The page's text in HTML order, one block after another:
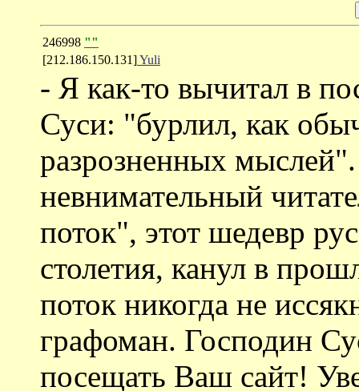
246998 ""
[212.186.150.131]Yuli
- Я как-то вычитал в
Суси: "бурлил, как
разрозненных
невнимательный
поток", этот шедевр
столетия, канул в
поток никогда не
графоман. Господин
посещать Ваш сайт!